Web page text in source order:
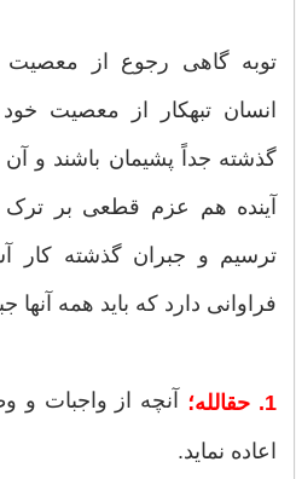
توبه گاهى رجوع از
انسان تبه‏کار از معصیت
گذشته جداً پشیمان باشند و
آینده هم عزم قطعى بر ترک
ترسیم و جبران گذشته کار
فراوانى دارد که باید همه آنها
1. حق‏الله؛ آنچه از واجبات و
اعاده نماید.